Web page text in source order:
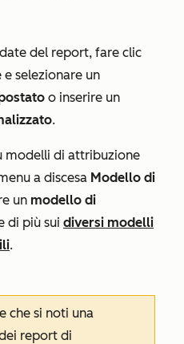
del report, fare clic
e selezionare un
o inserire un
.
modelli di attribuzione
a discesa Modello di
un modello di
di più sui diversi modelli
.
che si noti una
report di